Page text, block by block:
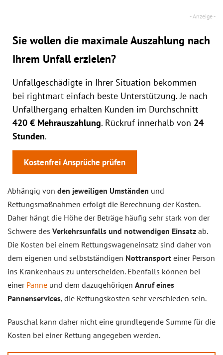
Sie wollen die maximale Auszahlung nach
Ihrem Unfall erzielen?
Unfallgeschädigte in Ihrer Situation bekommen
bei rightmart einfach beste Unterstützung. Je nach
Unfallhergang erhalten Kunden im Durchschnitt
420 € Mehrauszahlung. Rückruf innerhalb von 24
Stunden.
Kostenfrei Ansprüche prüfen
Abhängig von den jeweiligen Umständen und
Rettungsmaßnahmen erfolgt die Berechnung der Kosten.
Daher hängt die Höhe der Beträge häufig sehr stark von der
Schwere des Verkehrsunfalls und notwendigen Einsatz ab.
Die Kosten bei einem Rettungswageneinsatz sind daher von
dem eigenen und selbstständigen Nottransport einer Person
ins Krankenhaus zu unterscheiden. Ebenfalls können bei
einer Panne und dem dazugehörigen Anruf eines
Pannenservices, die Rettungskosten sehr verschieden sein.
Pauschal kann daher nicht eine grundlegende Summe für die
Kosten bei einer Rettung angegeben werden.